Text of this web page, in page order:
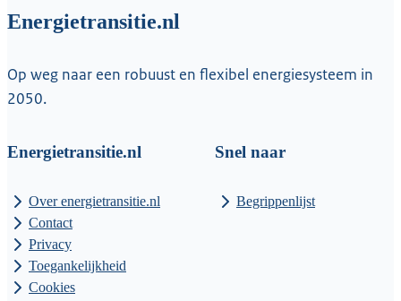
Energietransitie.nl
Op weg naar een robuust en flexibel energiesysteem in
2050.
Energietransitie.nl
Over energietransitie.nl
Contact
Privacy
Toegankelijkheid
Cookies
Snel naar
Begrippenlijst